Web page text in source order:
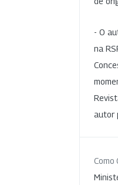
- O
na
autor
Como